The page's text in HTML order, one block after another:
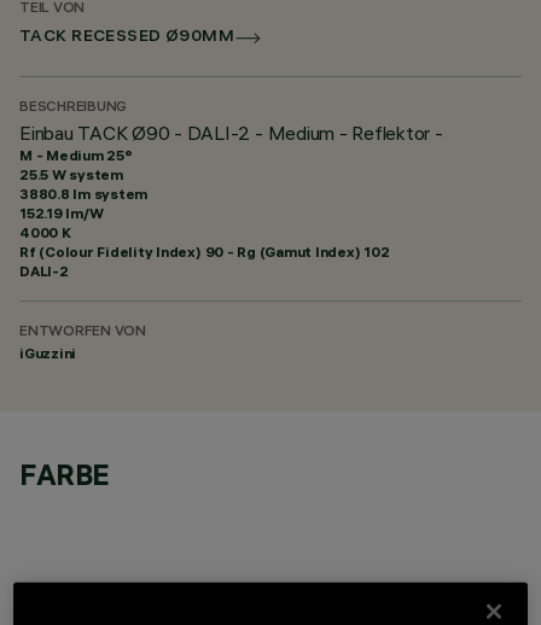
TEIL VON
TACK RECESSED Ø90MM
BESCHREIBUNG
Einbau TACK Ø90 - DALI-2 - Medium - Reflektor -
M - Medium 25°
25.5 W system
3880.8 lm system
152.19 lm/W
4000 K
Rf (Colour Fidelity Index) 90 - Rg (Gamut Index) 102
DALI-2
ENTWORFEN VON
iGuzzini
FARBE